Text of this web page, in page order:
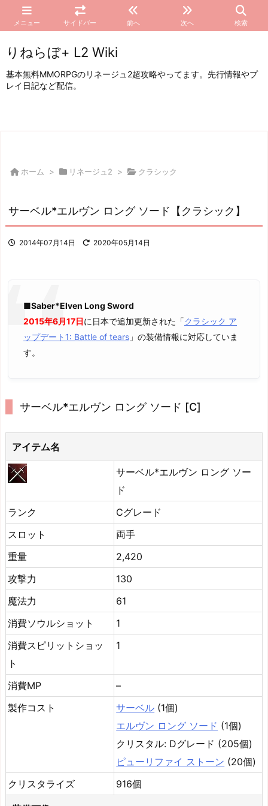
メニュー サイドバー 前へ 次へ 検索
りねらぼ+ L2 Wiki
基本無料MMORPGのリネージュ2超攻略やってます。先行情報やプ
レイ日記など配信。
ホーム > リネージュ2 > クラシック
サーベル*エルヴン ロング ソード【クラシック】
2014年07月14日 2020年05月14日
■Saber*Elven Long Sword
2015年6月17日に日本で追加更新された「クラシック ア
ップデート1: Battle of tears 」の装備情報に対応していま
す。
サーベル*エルヴン ロング ソード [C]
アイテム名
サーベル*エルヴン ロング ソー
ド
ランク
Cグレード
スロット
両手
重量
2,420
攻撃力
130
魔法力
61
消費ソウルショット
1
消費スピリットショッ
ト
1
消費MP
–
製作コスト
サーベル (1個)
エルヴン ロング ソード (1個)
クリスタル: Dグレード (205個)
ピューリファイ ストーン (20個)
クリスタライズ
916個